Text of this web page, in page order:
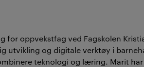
for oppvekstfag ved Fagskolen
utvikling og digitale verktøy i
teknologi og læring. Marit har